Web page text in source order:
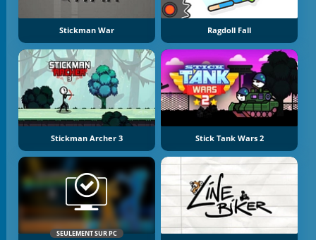
Stickman War Ragdoll Fall
Stickman Archer 3 Stick Tank Wars 2
SEULEMENT SUR PC